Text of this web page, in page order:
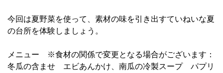
今回は夏野菜を使って、素材の味を引き出すていねいな夏
の台所を体験しましょう。
メニュー ※食材の関係で変更となる場合がございます：
冬瓜の含ませ エビあんかけ、南瓜の冷製スープ パプリ